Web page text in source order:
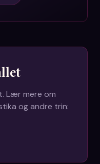
. Lær mere om
og andre trin: